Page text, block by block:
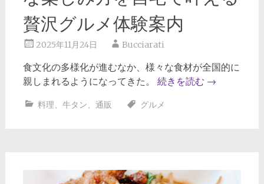
贅沢グルメ体験案内
2025年11月24日 Bucciarati
食文化の多様化が進むなか、様々な食材が全国的に
親しまれるようになってきた。 続きを読む →
料理、 牛タン、 通販 グルメ